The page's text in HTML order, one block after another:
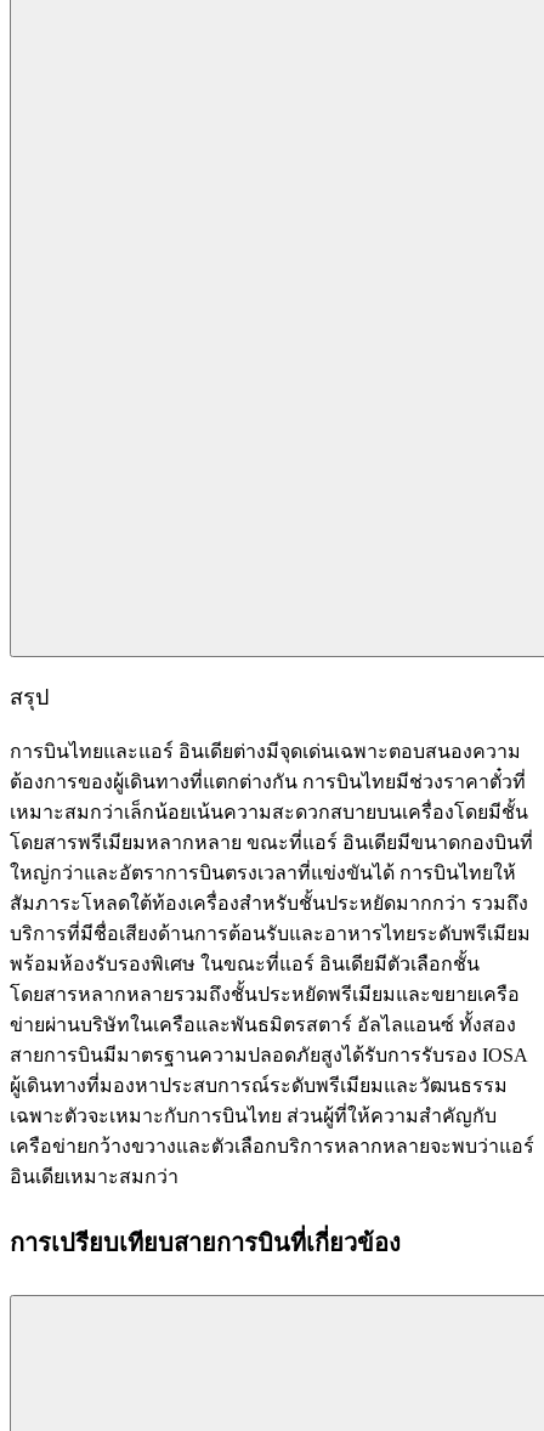
สรุป
การบินไทยและแอร์ อินเดียต่างมีจุดเด่นเฉพาะตอบสนองความ
ต้องการของผู้เดินทางที่แตกต่างกัน การบินไทยมีช่วงราคาตั๋วที่
เหมาะสมกว่าเล็กน้อยเน้นความสะดวกสบายบนเครื่องโดยมีชั้น
โดยสารพรีเมียมหลากหลาย ขณะที่แอร์ อินเดียมีขนาดกองบินที่
ใหญ่กว่าและอัตราการบินตรงเวลาที่แข่งขันได้ การบินไทยให้
สัมภาระโหลดใต้ท้องเครื่องสำหรับชั้นประหยัดมากกว่า รวมถึง
บริการที่มีชื่อเสียงด้านการต้อนรับและอาหารไทยระดับพรีเมียม
พร้อมห้องรับรองพิเศษ ในขณะที่แอร์ อินเดียมีตัวเลือกชั้น
โดยสารหลากหลายรวมถึงชั้นประหยัดพรีเมียมและขยายเครือ
ข่ายผ่านบริษัทในเครือและพันธมิตรสตาร์ อัลไลแอนซ์ ทั้งสอง
สายการบินมีมาตรฐานความปลอดภัยสูงได้รับการรับรอง IOSA
ผู้เดินทางที่มองหาประสบการณ์ระดับพรีเมียมและวัฒนธรรม
เฉพาะตัวจะเหมาะกับการบินไทย ส่วนผู้ที่ให้ความสำคัญกับ
เครือข่ายกว้างขวางและตัวเลือกบริการหลากหลายจะพบว่าแอร์
อินเดียเหมาะสมกว่า
การเปรียบเทียบสายการบินที่เกี่ยวข้อง